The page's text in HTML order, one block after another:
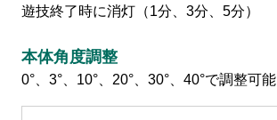
株式会社北電子
株式会社ゼクロスクリエイティブ
株式会社キタック販売
遊技終了時に消灯（1分、3分、5分）
本体角度調整
0°、3°、10°、20°、30°、40°で調整可能